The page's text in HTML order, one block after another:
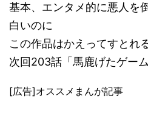
基本、エンタメ的に悪人を
白いのに
この作品はかえってすとれ
次回203話「馬鹿げたゲーム
[広告]オススメまんが記事